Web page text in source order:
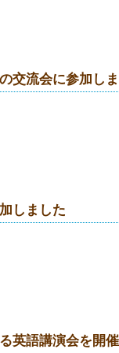
交流会に参加し
しました
英語講演会を開催